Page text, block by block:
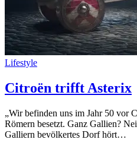
Categories
Lifestyle
Citroën trifft Asterix
„Wir befinden uns im Jahr 50 vor
Römern besetzt. Ganz Gallien?
Galliern bevölkertes Dorf hört…